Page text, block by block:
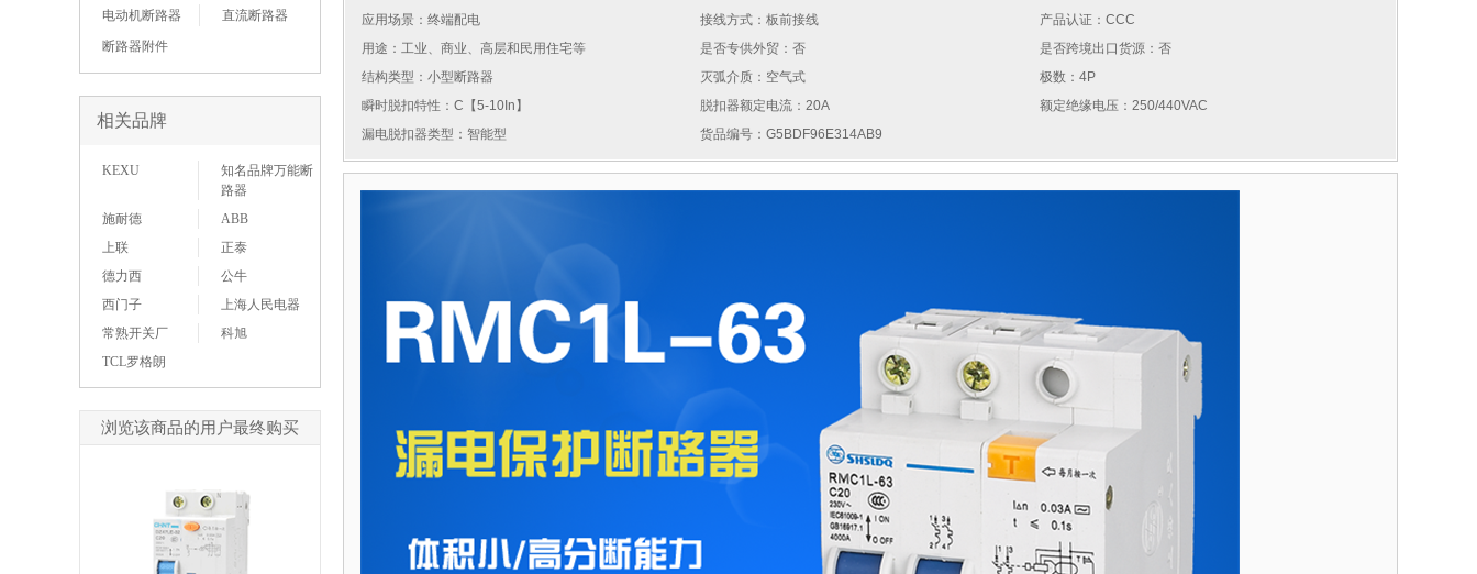
电动机断路器
直流断路器
断路器附件
相关品牌
KEXU
知名品牌万能断
路器
施耐德
ABB
上联
正泰
德力西
公牛
西门子
上海人民电器
常熟开关厂
科旭
TCL罗格朗
浏览该商品的用户最终购买
应用场景：终端配电
接线方式：板前接线
产品认证：CCC
用途：工业、商业、高层和民用住宅等
是否专供外贸：否
是否跨境出口货源：否
结构类型：小型断路器
灭弧介质：空气式
极数：4P
瞬时脱扣特性：C【5-10In】
脱扣器额定电流：20A
额定绝缘电压：250/440VAC
漏电脱扣器类型：智能型
货品编号：G5BDF96E314AB9